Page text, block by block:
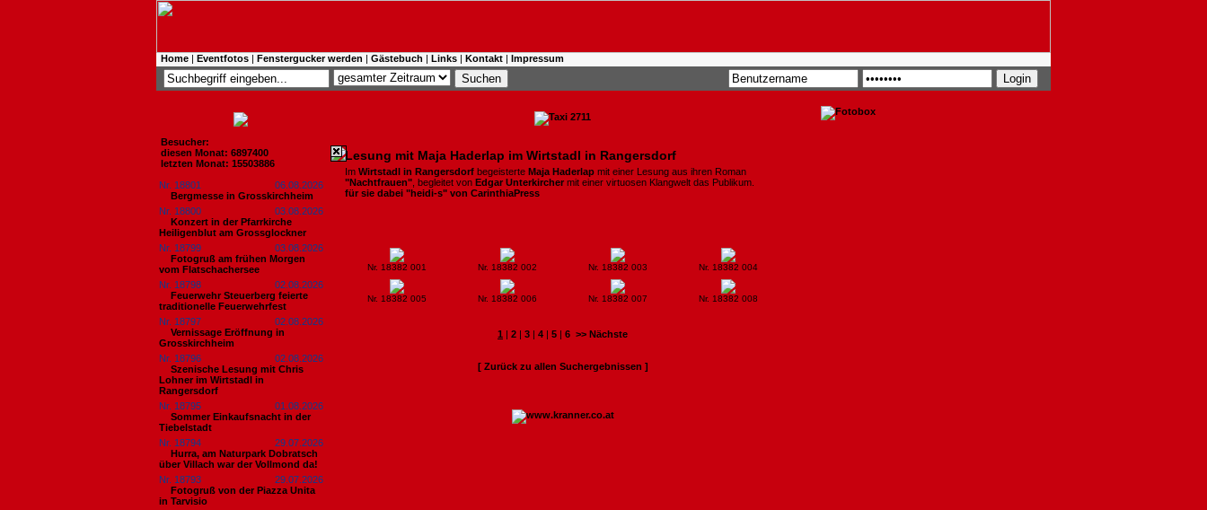
Home | Eventfotos | Fenstergucker werden | Gästebuch | Links | Kontakt | Impressum
Besucher:
diesen Monat: 6897400
letzten Monat: 15503886
Nr. 18801
06.08.2026
Bergmesse in Grosskirchheim
Nr. 18800
03.08.2026
Konzert in der Pfarrkirche
Heiligenblut am Grossglockner
Nr. 18799
03.08.2026
Fotogruß am frühen Morgen
vom Flatschachersee
Nr. 18798
02.08.2026
Feuerwehr Steuerberg feierte
traditionelle Feuerwehrfest
Nr. 18797
02.08.2026
Vernissage Eröffnung in
Grosskirchheim
Nr. 18796
02.08.2026
Szenische Lesung mit Chris
Lohner im Wirtstadl in
Rangersdorf
Nr. 18795
01.08.2026
Sommer Einkaufsnacht in der
Tiebelstadt
Nr. 18794
29.07.2026
Hurra, am Naturpark Dobratsch
über Villach war der Vollmond da!
Nr. 18793
29.07.2026
Fotogruß von der Piazza Unita
in Tarvisio
Lesung mit Maja Haderlap im Wirtstadl in Rangersdorf
Im Wirtstadl in Rangersdorf begeisterte Maja Haderlap mit einer Lesung aus ihren Roman
"Nachtfrauen" , begleitet von Edgar Unterkircher mit einer virtuosen Klangwelt das Publikum.
für sie dabei "heidi-s" von CarinthiaPress
Nr. 18382 001 Nr. 18382 002 Nr. 18382 003 Nr. 18382 004
Nr. 18382 005 Nr. 18382 006 Nr. 18382 007 Nr. 18382 008
1 | 2 | 3 | 4 | 5 | 6 >> Nächste
[ Zurück zu allen Suchergebnissen ]